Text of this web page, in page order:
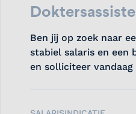
Ben jij op zoek naar
stabiel salaris en een
en solliciteer vandaag